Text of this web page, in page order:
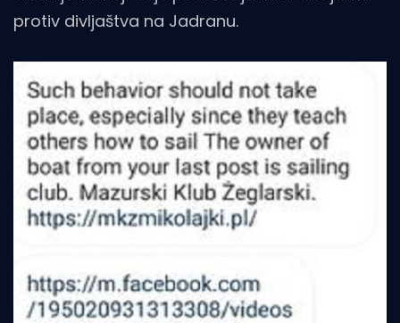
protiv divljaštva na Jadranu.